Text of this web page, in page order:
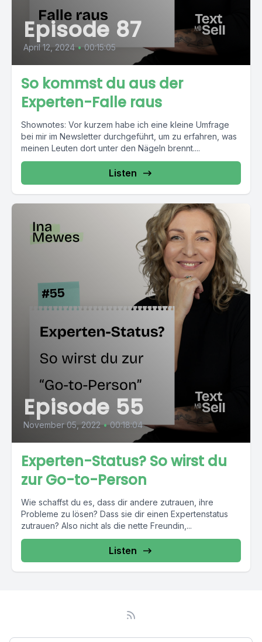
Episode 87
April 12, 2024 • 00:15:05
So kommst du aus der
Experten-Falle raus
Shownotes: Vor kurzem habe ich eine kleine Umfrage
bei mir im Newsletter durchgeführt, um zu erfahren, was
meinen Leuten dort unter den Nägeln brennt....
Listen
Episode 55
November 05, 2022 • 00:18:04
Experten-Status? So wirst du
zur Go-to-Person
Wie schaffst du es, dass dir andere zutrauen, ihre
Probleme zu lösen? Dass sie dir einen Expertenstatus
zutrauen? Also nicht als die nette Freundin,...
Listen